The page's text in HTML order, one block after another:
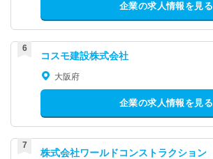
企業の求人情報を見る
コスモ建設株式会社
大阪府
企業の求人情報を見る
株式会社ワールドコンストラクション